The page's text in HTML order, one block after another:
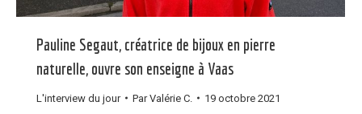
Pauline Segaut, créatrice de bijoux en pierre
naturelle, ouvre son enseigne à Vaas
L'interview du jour ParValérie C. 19 octobre 2021